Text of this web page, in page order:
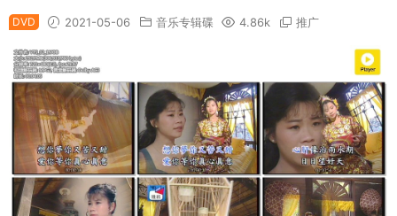
DVD 2021-05-06 音乐专辑碟 4.86k 推广